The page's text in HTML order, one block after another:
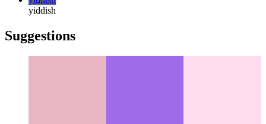
türkçe
yiddish
yiddish